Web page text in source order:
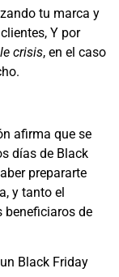
tu marca y
Y por
crisis, en el caso
afirma que se
días de Black
prepararte
y tanto el
beneficiaros de
Black Friday